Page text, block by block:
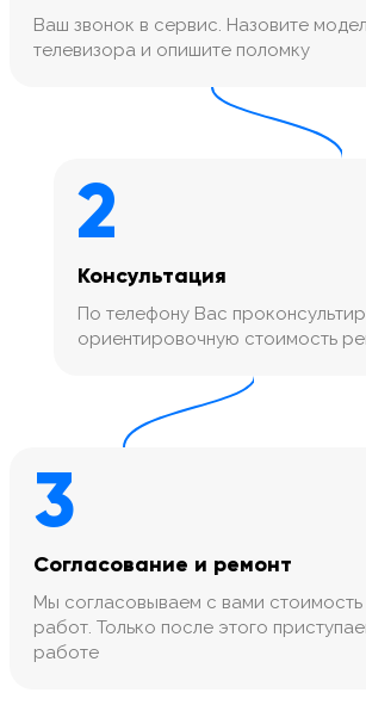
Ваш звонок в сервис. Назовите
телевизора и опишите поломку
2
Консультация
По телефону Вас
ориентировочную стоимость
3
Согласование и ремонт
Мы согласовываем с вами стоимость
работ. Только после этого
работе